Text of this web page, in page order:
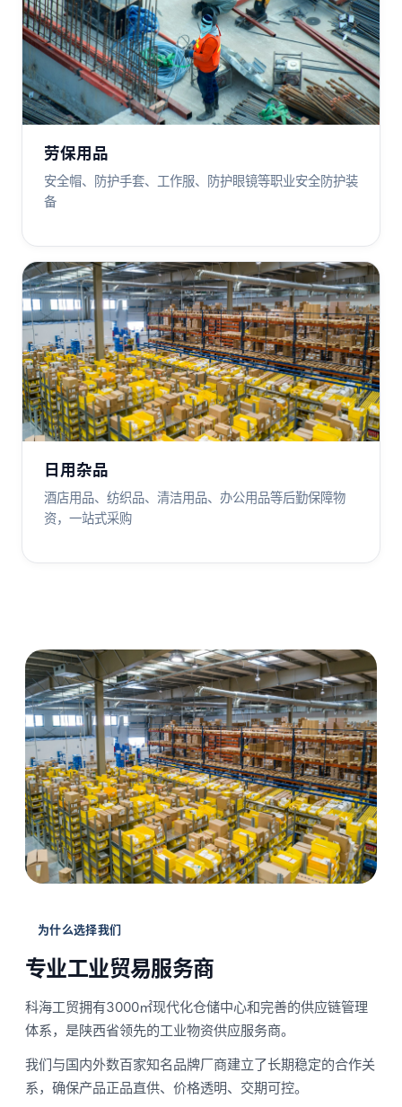
劳保用品
安全帽、防护手套、工作服、防护眼镜等职业安全防护装
备
日用杂品
酒店用品、纺织品、清洁用品、办公用品等后勤保障物
资，一站式采购
为什么选择我们
专业工业贸易服务商
科海工贸拥有3000㎡现代化仓储中心和完善的供应链管理
体系，是陕西省领先的工业物资供应服务商。
我们与国内外数百家知名品牌厂商建立了长期稳定的合作关
系，确保产品正品直供、价格透明、交期可控。